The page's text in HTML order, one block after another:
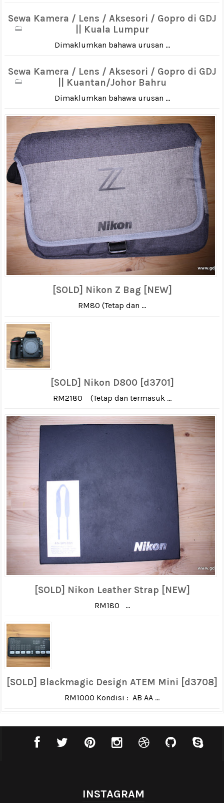
Sewa Kamera / Lens / Aksesori / Gopro di GDJ
|| Kuala Lumpur
Dimaklumkan bahawa urusan ...
Sewa Kamera / Lens / Aksesori / Gopro di GDJ
|| Kuantan/Johor Bahru
Dimaklumkan bahawa urusan ...
[SOLD] Nikon Z Bag [NEW]
RM80 (Tetap dan ...
[SOLD] Nikon D800 [d3701]
RM2180 (Tetap dan termasuk ...
[SOLD] Nikon Leather Strap [NEW]
RM180 ...
[SOLD] Blackmagic Design ATEM Mini [d3708]
RM1000 Kondisi : AB AA ...
INSTAGRAM